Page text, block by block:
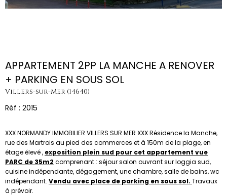
APPARTEMENT 2PP LA MANCHE A RENOVER
+ PARKING EN SOUS SOL
Villers-sur-Mer (14640)
Réf : 2015
XXX NORMANDY IMMOBILIER VILLERS SUR MER XXX Résidence la Manche,
rue des Martrois au pied des commerces et à 150m de la plage, en
étage élevé , exposition plein sud pour cet appartement vue
PARC de 35m2 comprenant : séjour salon ouvrant sur loggia sud,
cuisine indépendante, dégagement, une chambre, salle de bains, wc
indépendant. Vendu avec place de parking en sous sol. Travaux
à prévoir.